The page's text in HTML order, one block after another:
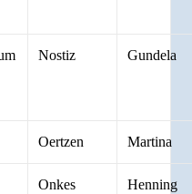
Nostiz Gundela
Oertzen Martina
Onkes Henning